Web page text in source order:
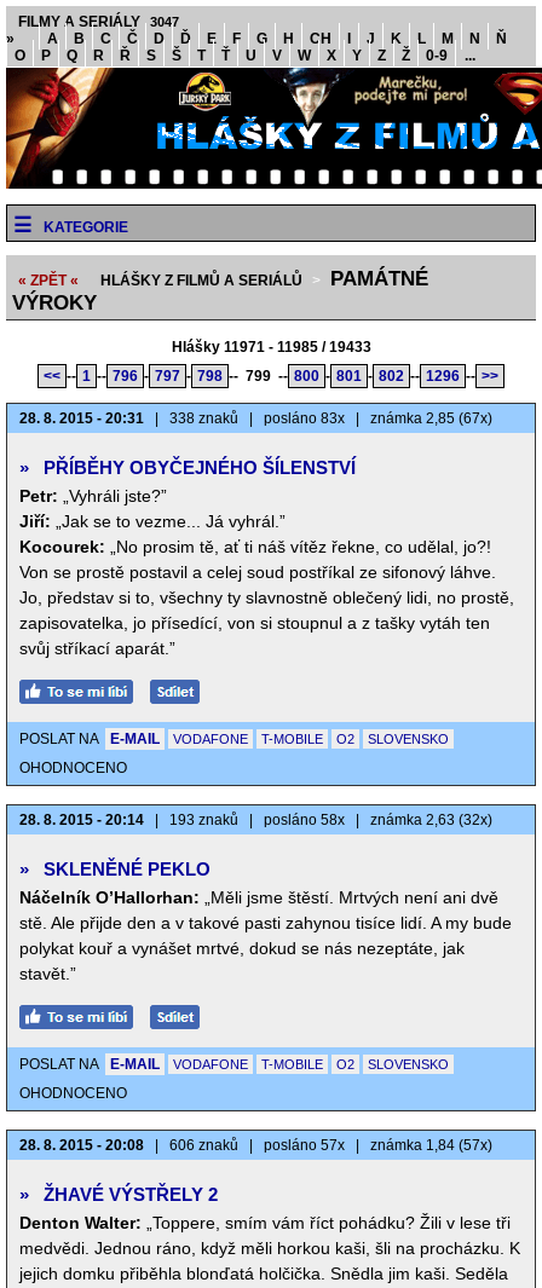
FILMY A SERIÁLY 3047
» A B C Č D Ď E F G H CH J K L M N
Ň
O
P Q R Ř S Š T Ť U V W X Y Z Ž 0-9 ...
KATEGORIE
« ZPĚT « HLÁŠKY Z FILMŮ A SERIÁLŮ >
PAMÁTNÉ
VÝROKY
Hlášky 11971 - 11985 / 19433
<< -- 1 -- 796 - 797 - 798 -- 799 -- 800 - 801 - 802 -- 1296 -- >>
28. 8. 2015 - 20:31 338 znaků posláno 83x známka 2,85 (67x)
» PŘÍBĚHY OBYČEJNÉHO ŠÍLENSTVÍ
Petr:
„Vyhráli jste?”
Jiří:
„Jak se to vezme... Já vyhrál.”
Kocourek:
„No prosim tě, ať ti náš vítěz řekne, co udělal, jo?!
Von se prostě postavil a celej soud postříkal ze sifonový láhve.
Jo, představ si to, všechny ty slavnostně oblečený lidi, no prostě,
zapisovatelka, jo přísedící, von si stoupnul a z tašky vytáh ten
svůj stříkací aparát.”
POSLAT NA E-MAIL VODAFONE T-MOBILE O2 SLOVENSKO
OHODNOCENO
28. 8. 2015 - 20:14 193 znaků posláno 58x známka 2,63 (32x)
» SKLENĚNÉ PEKLO
Náčelník O’Hallorhan:
„Měli jsme štěstí. Mrtvých není ani dvě
stě. Ale přijde den a v takové pasti zahynou tisíce lidí. A my bude
polykat kouř a vynášet mrtvé, dokud se nás nezeptáte, jak
stavět.”
POSLAT NA E-MAIL VODAFONE T-MOBILE O2 SLOVENSKO
OHODNOCENO
28. 8. 2015 - 20:08 606 znaků posláno 57x známka 1,84 (57x)
» ŽHAVÉ VÝSTŘELY 2
Denton Walter:
„Toppere, smím vám říct pohádku? Žili v lese tři
medvědi. Jednou ráno, když měli horkou kaši, šli na procházku. K
jejich domku přiběhla blonďatá holčička. Snědla jim kaši. Seděla